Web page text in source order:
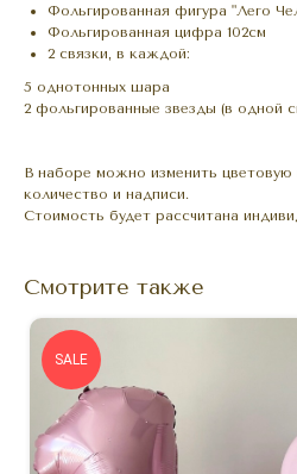
Фольгированная фигура "Лего
Фольгированная цифра 102см
2 связки, в каждой:
5 однотонных шара
2 фольгированные звезды (в одной
В наборе можно изменить
количество и надписи.
Стоимость будет рассчитана
Смотрите также
SALE